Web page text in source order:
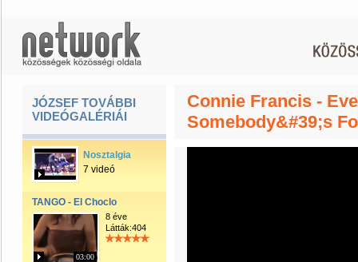
JÓZSEF TOVÁBBI
VIDEÓGALÉRIÁI
Nosztalgia
7 videó
TANGO - El Choclo
03:00
8 éve
Látták:404
Connie Francis -
Somebody&#39;s